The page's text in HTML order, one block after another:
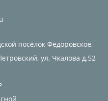
посёлок Фёдоровское,
ул. Чкалова д.52